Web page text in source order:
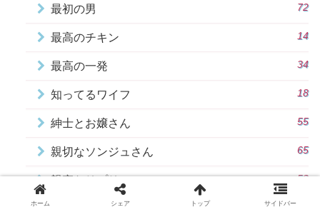
最初の男 72
最高のチキン 14
最高の一発 34
知ってるワイフ 18
紳士とお嬢さん 55
親切なソンジュさん 65
親密なリプリー 53
韓国版 最高の離婚～Sweet Love～
ホーム シェア トップ サイドバー